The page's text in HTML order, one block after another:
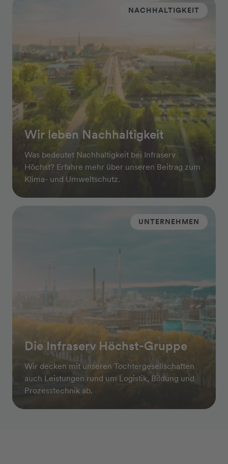
NACHHALTIGKEIT
Wir leben Nachhaltigkeit
Was bedeutet Nachhaltigkeit bei Infraserv
Höchst? Erfahre mehr über unseren Beitrag zum
Klima- und Umweltschutz.
UNTERNEHMEN
Die Infraserv Höchst-Gruppe
Wir decken mit unseren Tochtergesellschaften
auch Leistungen rund um Logistik, Bildung und
Prozesstechnik ab.